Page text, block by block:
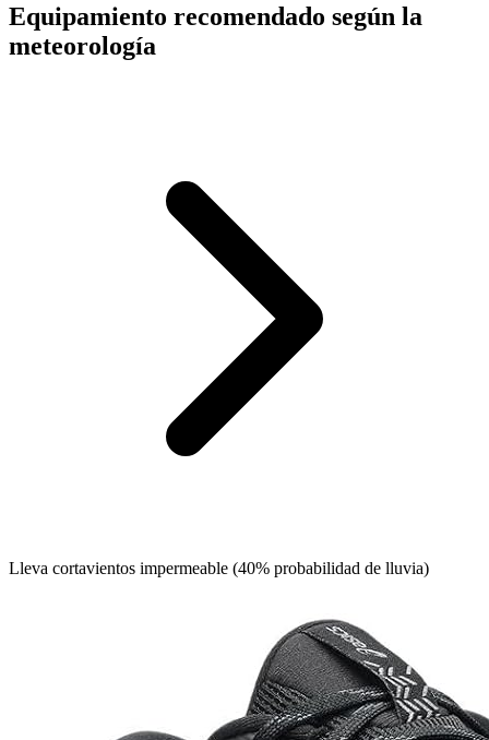
Equipamiento recomendado según la
meteorología
Lleva cortavientos impermeable (40% probabilidad de lluvia)